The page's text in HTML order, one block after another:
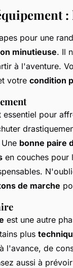
:
pour une
minutieuse. Il
à l'aventure.
votre condition
essentiel pour
bonne paire
en couches pour
de marche
est une autre
plus
à l'avance, de
aussi à